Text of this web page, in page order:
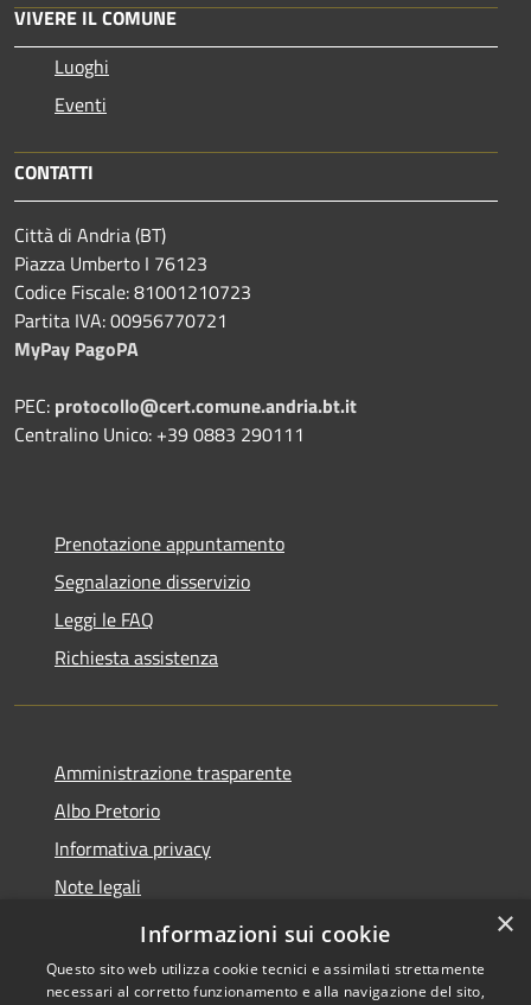
VIVERE IL COMUNE
Luoghi
Eventi
CONTATTI
Città di Andria (BT)
Piazza Umberto I 76123
Codice Fiscale: 81001210723
Partita IVA: 00956770721
MyPay PagoPA
PEC: protocollo@cert.comune.andria.bt.it
Centralino Unico: +39 0883 290111
Prenotazione appuntamento
Segnalazione disservizio
Leggi le FAQ
Richiesta assistenza
Amministrazione trasparente
Albo Pretorio
Informativa privacy
Note legali
Dichiarazione di accessibilità
×
Informazioni sui cookie
Questo sito web utilizza cookie tecnici e assimilati strettamente
necessari al corretto funzionamento e alla navigazione del sito,